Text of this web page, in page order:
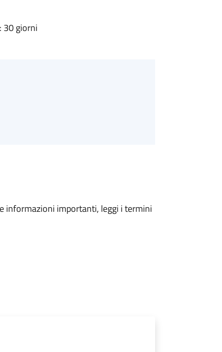
30 giorni
informazioni importanti, leggi i termini